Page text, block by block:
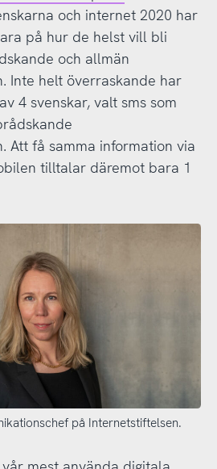
och internet 2020 har
på hur de helst vill bli
och allmän
Inte helt överraskande har
4 svenskar, valt sms som
Att få samma information via
tilltalar däremot bara 1
på Internetstiftelsen.